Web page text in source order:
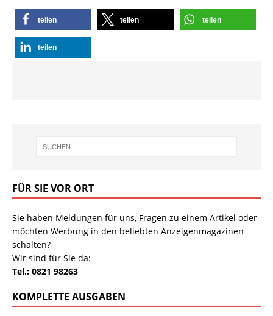
teilen teilen teilen
teilen
FÜR SIE VOR ORT
Sie haben Meldungen für uns, Fragen zu einem Artikel oder
möchten Werbung in den beliebten Anzeigenmagazinen
schalten?
Wir sind für Sie da:
Tel.: 0821 98263
KOMPLETTE AUSGABEN